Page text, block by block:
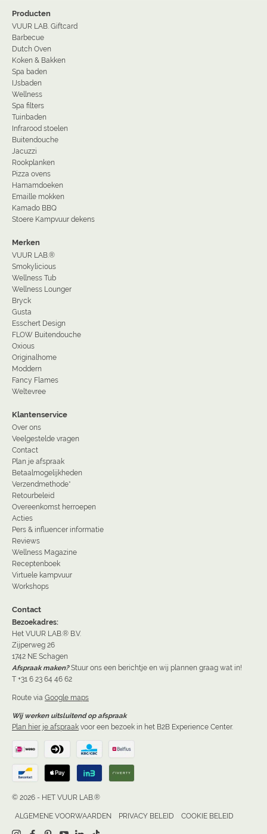
Producten
VUUR LAB. Giftcard
Barbecue
Dutch Oven
Koken & Bakken
Spa baden
IJsbaden
Wellness
Spa filters
Tuinbaden
Infrarood stoelen
Buitendouche
Jacuzzi
Rookplanken
Pizza ovens
Hamamdoeken
Emaille mokken
Kamado BBQ
Stoere Kampvuur dekens
Merken
VUUR LAB.®
Smokylicious
Wellness Tub
Wellness Lounger
Bryck
Gusta
Esschert Design
FLOW Buitendouche
Oxious
Originalhome
Moddern
Fancy Flames
Weltevree
Klantenservice
Over ons
Veelgestelde vragen
Contact
Plan je afspraak
Betaalmogelijkheden
Verzendmethode*
Retourbeleid
Overeenkomst herroepen
Acties
Pers & influencer informatie
Reviews
Wellness Magazine
Receptenboek
Virtuele kampvuur
Workshops
Contact
Bezoekadres:
Het VUUR LAB.® B.V.
Zijperweg 26
1742 NE Schagen
Afspraak maken? Stuur ons een berichtje en wij plannen graag wat in!
T +31 6 23 64 46 62
Route via Google maps
Wij werken uitsluitend op afspraak
Plan hier je afspraak voor een bezoek in het B2B Experience Center.
© 2026 - HET VUUR LAB.®
ALGEMENE VOORWAARDEN PRIVACY BELEID COOKIE BELEID